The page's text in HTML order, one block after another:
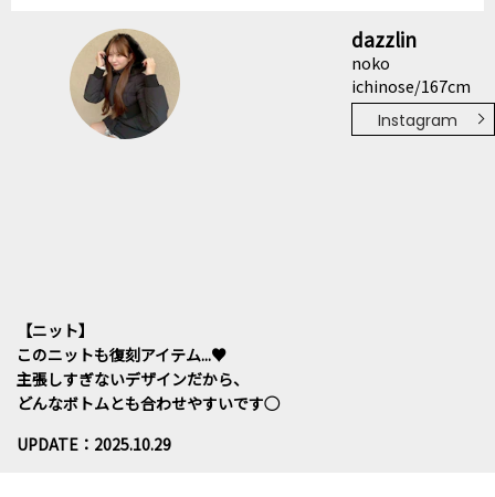
dazzlin
noko
ichinose/167cm
Instagram
【ニット】
このニットも復刻アイテム...♥
主張しすぎないデザインだから、
どんなボトムとも合わせやすいです◯
UPDATE：2025.10.29